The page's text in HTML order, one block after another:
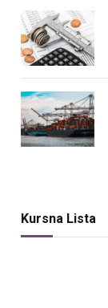
Kursna Lista